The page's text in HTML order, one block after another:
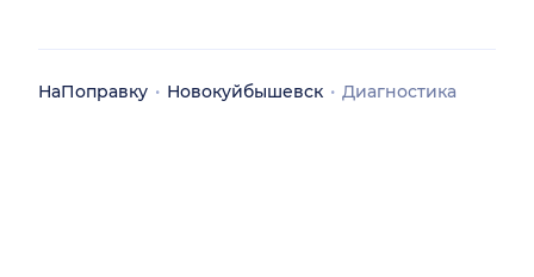
НаПоправку Новокуйбышевск Диагностика